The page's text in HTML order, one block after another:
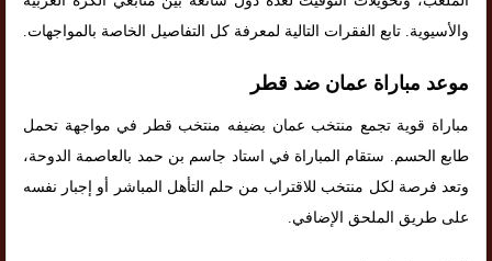
والأسيوية. تابع الفقرات التالية لمعرفة كل التفاصيل الخاصة بالمواجهات.
موعد مباراة عمان ضد قطر
مباراة قوية تجمع منتخب عمان بضيفه منتخب قطر في مواجهة تحمل
طابع الحسم. ستقام المباراة في استاد جاسم بن حمد بالعاصمة الدوحة،
وتعد فرصة لكل منتخب للاقتراب من حلم التأهل المباشر أو إجبار نفسه
على طريق الملحق الإضافي.